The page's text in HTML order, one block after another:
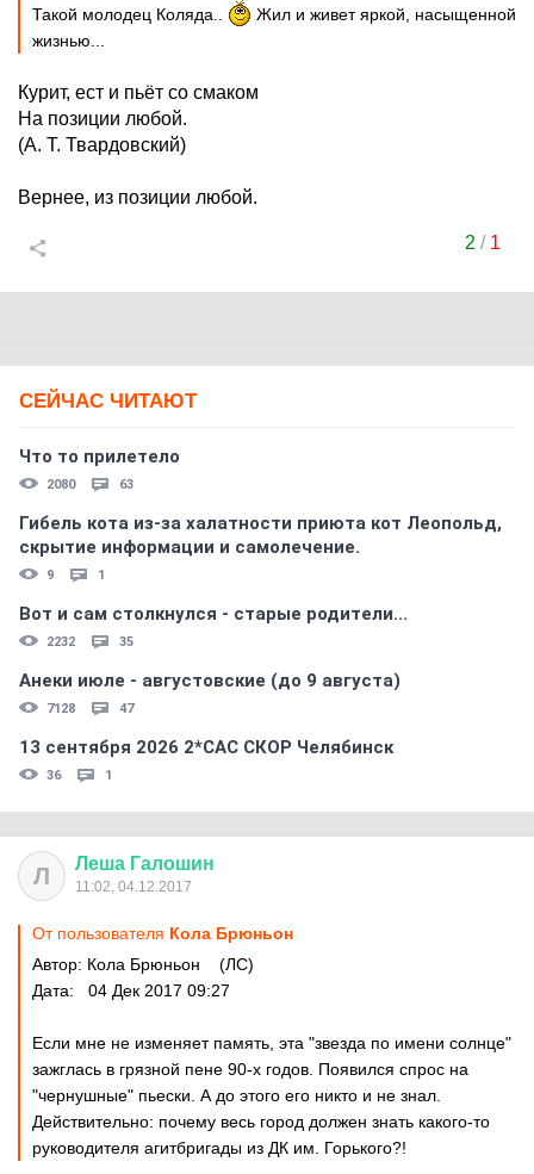
Такой молодец Коляда..
Жил и живет яркой, насыщенной
жизнью...
Курит, ест и пьёт со смаком
На позиции любой.
(А. Т. Твардовский)
Вернее, из позиции любой.
2 / 1
СЕЙЧАС ЧИТАЮТ
Что то прилетело
2080 63
Гибель кота из-за халатности приюта кот Леопольд,
скрытиe информации и самолечение.
9 1
Вот и сам столкнулся - старые родители...
2232 35
Анеки июле - августовские (до 9 августа)
7128 47
13 сентября 2026 2*CAC СКОР Челябинск
36 1
Л Леша Галошин
11:02, 04.12.2017
От пользователя Кола Брюньон
Автор: Кола Брюньон (ЛС)
Дата: 04 Дек 2017 09:27
Если мне не изменяет память, эта "звезда по имени солнце"
зажглась в грязной пене 90-х годов. Появился спрос на
"чернушные" пьески. А до этого его никто и не знал.
Действительно: почему весь город должен знать какого-то
руководителя агитбригады из ДК им. Горького?!